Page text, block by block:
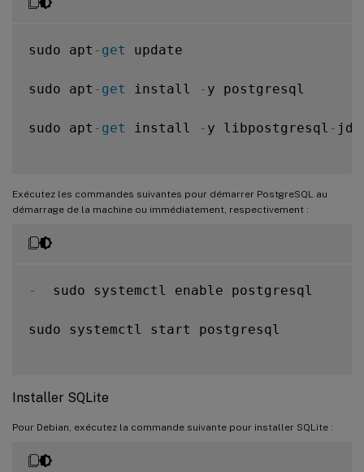
sudo apt - get update
sudo apt - get install - y postgresql
sudo apt - get install - y libpostgresql -
Exécutez les commandes suivantes pour démarrer PostgreSQL au
démarrage de la machine ou immédiatement, respectivement :
-
  sudo systemctl enable postgresql
sudo systemctl start postgresql
Installer SQLite
Pour Debian, exécutez la commande suivante pour installer SQLite :